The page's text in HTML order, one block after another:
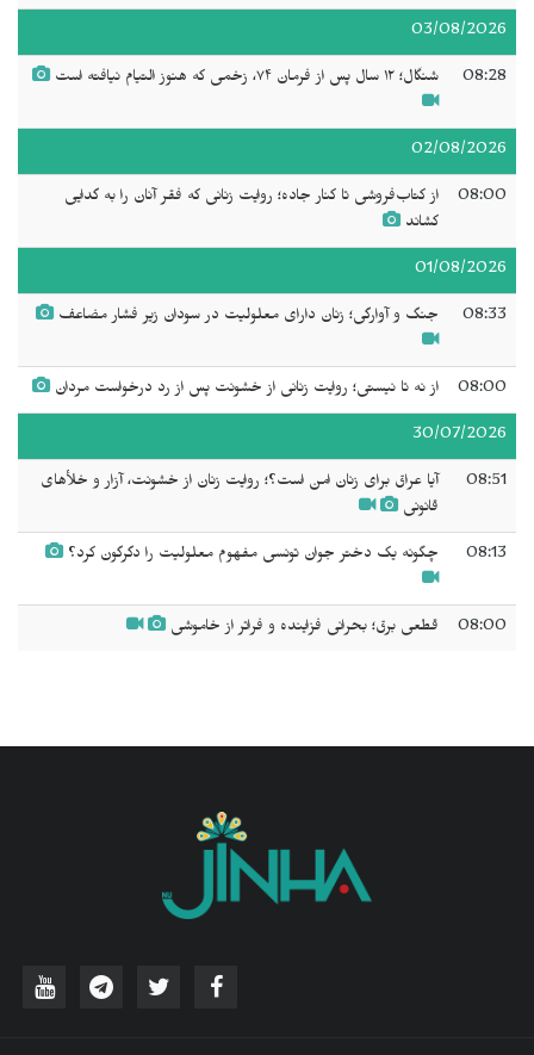
03/08/2026
08:28 شنگال؛ ۱۲ سال پس از فرمان ۷۴، زخمی که هنوز التیام نیافته است
02/08/2026
08:00
از کتاب‌فروشی تا کنار جاده؛ روایت زنانی که فقر آنان را به گدایی
کشاند
01/08/2026
08:33 جنگ و آوارگی؛ زنان دارای معلولیت در سودان زیر فشار مضاعف
08:00 از نه تا نیستی؛ روایت زنانی از خشونت پس از رد درخواست مردان
30/07/2026
08:51
آیا عراق برای زنان امن است؟؛ روایت زنان از خشونت، آزار و خلأهای
قانونی
08:13 چگونه یک دختر جوان تونسی مفهوم معلولیت را دگرگون کرد؟
08:00 قطعی برق؛ بحرانی فزاینده و فراتر از خاموشی